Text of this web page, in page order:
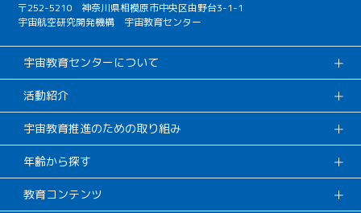
〒252-5210 神奈川県相模原市中央区由野台3-1-1
宇宙航空研究開発機構 宇宙教育センター
宇宙教育センターについて
活動紹介
宇宙教育推進のための取り組み
年齢から探す
教育コンテンツ